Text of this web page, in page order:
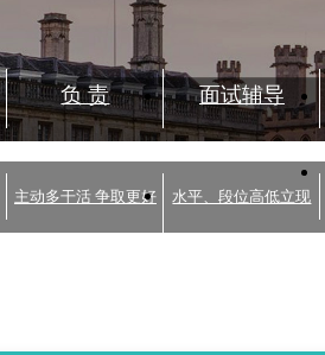
负 责 面试辅导
主动多干活 争取更好 水平、段位高低立现